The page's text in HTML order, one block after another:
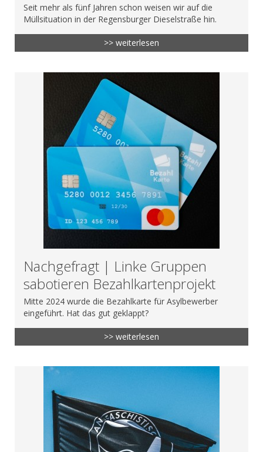
Seit mehr als fünf Jahren schon weisen wir auf die
Müllsituation in der Regensburger Dieselstraße hin.
>> weiterlesen
Nachgefragt | Linke Gruppen
sabotieren Bezahlkartenprojekt
Mitte 2024 wurde die Bezahlkarte für Asylbewerber
eingeführt. Hat das gut geklappt?
>> weiterlesen